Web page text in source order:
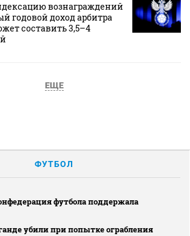
вознаграждений
годовой доход арбитра
составить 3,5–4
ЕЩЕ
ФУТБОЛ
футбола поддержала
убили при попытке ограбления